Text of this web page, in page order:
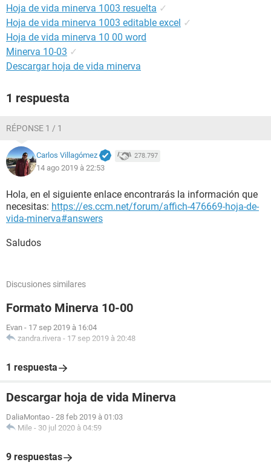
Hoja de vida minerva 1003 resuelta ✓
Hoja de vida minerva 1003 editable excel ✓
Hoja de vida minerva 10 00 word
Minerva 10-03 ✓
Descargar hoja de vida minerva
1 respuesta
RÉPONSE 1 / 1
Carlos Villagómez 278.797
14 ago 2019 à 22:53
Hola, en el siguiente enlace encontrarás la información que
necesitas: https://es.ccm.net/forum/affich-476669-hoja-de-
vida-minerva#answers
Saludos
Discusiones similares
Formato Minerva 10-00
Evan - 17 sep 2019 à 16:04
zandra.rivera - 17 sep 2019 à 20:48
1 respuesta
Descargar hoja de vida Minerva
DaliaMontao - 28 feb 2019 à 01:03
Mile - 30 jul 2020 à 04:59
9 respuestas